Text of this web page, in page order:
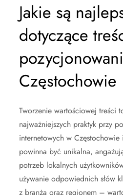
Jakie są
dotyczące
Częstochowie
Tworzenie wartościowej treści
najważniejszych praktyk przy
internetowych w Częstochowie
powinna być unikalna,
potrzeb lokalnych
używanie odpowiednich słów
z branżą oraz regionem –